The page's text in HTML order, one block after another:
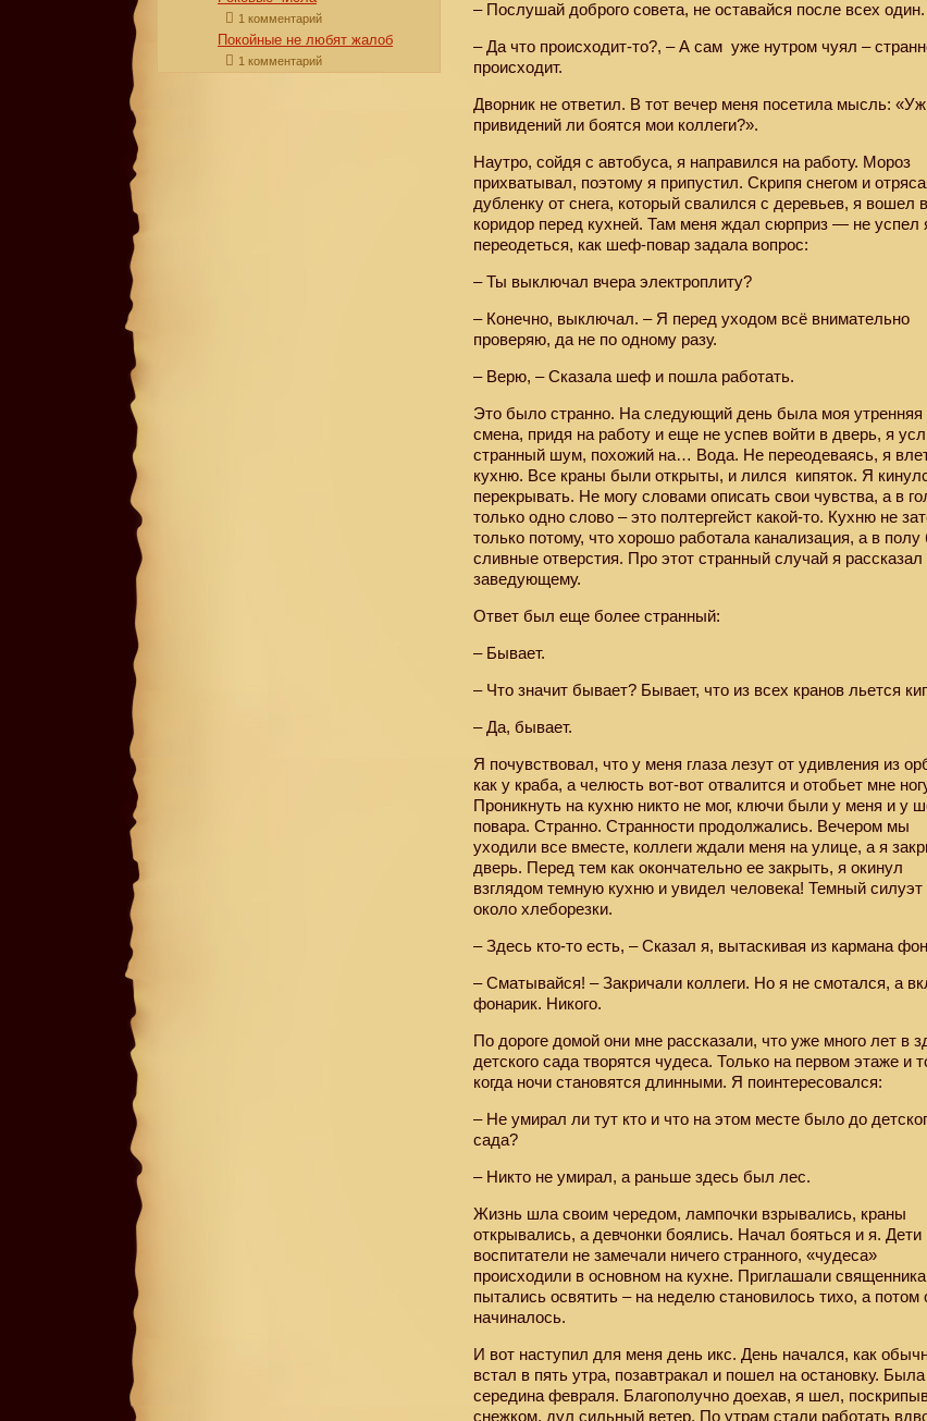
– Послушай доброго совета, не оставайся после всех один.
– Да что происходит-то?, – А сам уже нутром чуял –
происходит.
Дворник не ответил. В тот вечер меня посетила мысль:
привидений ли боятся мои коллеги?».
Наутро, сойдя с автобуса, я направился на работу. Мороз
прихватывал, поэтому я припустил. Скрипя снегом и
дубленку от снега, который свалился с деревьев, я вошел в
коридор перед кухней. Там меня ждал сюрприз — не успел
переодеться, как шеф-повар задала вопрос:
– Ты выключал вчера электроплиту?
– Конечно, выключал. – Я перед уходом всё внимательно
проверяю, да не по одному разу.
– Верю, – Сказала шеф и пошла работать.
Это было странно. На следующий день была моя утренняя
смена, придя на работу и еще не успев войти в дверь, я
странный шум, похожий на… Вода. Не переодеваясь, я
кухню. Все краны были открыты, и лился кипяток. Я
перекрывать. Не могу словами описать свои чувства, а в
только одно слово – это полтергейст какой-то. Кухню не
только потому, что хорошо работала канализация, а в
сливные отверстия. Про этот странный случай я рассказал
заведующему.
Ответ был еще более странный:
– Бывает.
– Что значит бывает? Бывает, что из всех кранов льется
– Да, бывает.
Я почувствовал, что у меня глаза лезут от удивления из
как у краба, а челюсть вот-вот отвалится и отобьет мне
Проникнуть на кухню никто не мог, ключи были у меня и у
повара. Странно. Странности продолжались. Вечером мы
уходили все вместе, коллеги ждали меня на улице, а я
дверь. Перед тем как окончательно ее закрыть, я окинул
взглядом темную кухню и увидел человека! Темный силуэт
около хлеборезки.
– Здесь кто-то есть, – Сказал я, вытаскивая из кармана
– Сматывайся! – Закричали коллеги. Но я не смотался, а
фонарик. Никого.
По дороге домой они мне рассказали, что уже много лет в
детского сада творятся чудеса. Только на первом этаже и
когда ночи становятся длинными. Я поинтересовался:
– Не умирал ли тут кто и что на этом месте было до
сада?
– Никто не умирал, а раньше здесь был лес.
Жизнь шла своим чередом, лампочки взрывались, краны
открывались, а девчонки боялись. Начал бояться и я. Дети
воспитатели не замечали ничего странного, «чудеса»
происходили в основном на кухне. Приглашали
пытались освятить – на неделю становилось тихо, а потом
начиналось.
И вот наступил для меня день икс. День начался, как
встал в пять утра, позавтракал и пошел на остановку. Была
середина февраля. Благополучно доехав, я шел,
снежком, дул сильный ветер. По утрам стали работать
1 комментарий
Покойные не любят жалоб
1 комментарий